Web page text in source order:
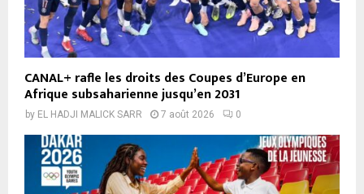
CANAL+ rafle les droits des Coupes d’Europe en
Afrique subsaharienne jusqu’en 2031
by EL HADJI MALICK SARR 7 août 2026 0